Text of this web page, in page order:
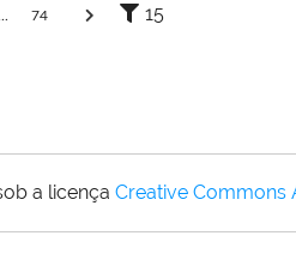
74 15
a licença Creative Commons